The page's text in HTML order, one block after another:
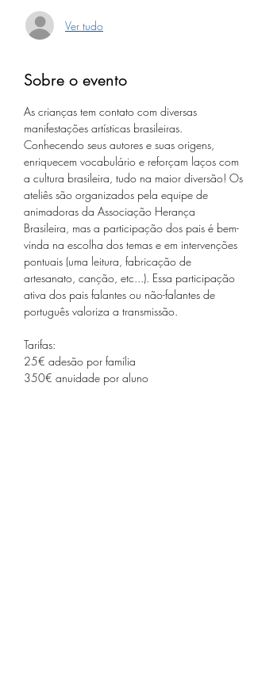
Ver tudo
Sobre o evento
As crianças tem contato com diversas
manifestações artísticas brasileiras.
Conhecendo seus autores e suas origens,
enriquecem vocabulário e reforçam laços com
a cultura brasileira, tudo na maior diversão! Os
ateliês são organizados pela equipe de
animadoras da Associação Herança
Brasileira, mas a participação dos pais é bem-
vinda na escolha dos temas e em intervenções
pontuais (uma leitura, fabricação de
artesanato, canção, etc...). Essa participação
ativa dos pais falantes ou não-falantes de
português valoriza a transmissão.
Tarifas:
25€ adesão por família
350€ anuidade por aluno